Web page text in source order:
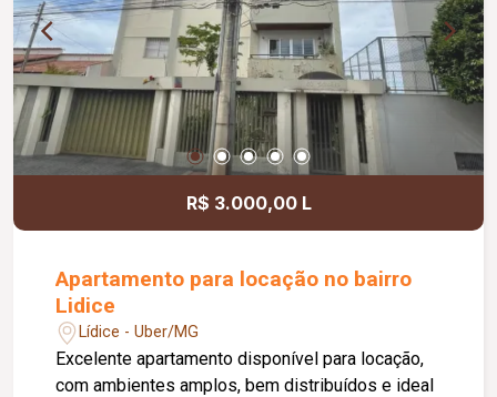
R$ 3.000,00 L
Apartamento para locação no bairro
Lidice
Lídice - Uber/MG
Excelente apartamento disponível para locação,
com ambientes amplos, bem distribuídos e ideal